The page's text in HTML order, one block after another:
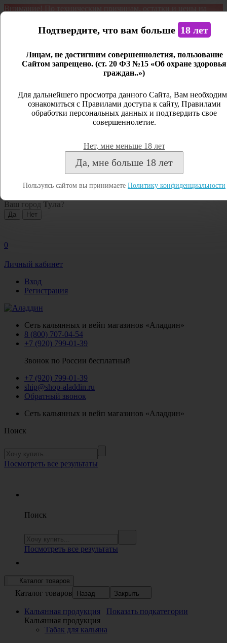
Внимание! По техническим причинам, остатки и цены на
является демонстрационным. Дистанционная продажа не
Открыть сайдбар
Личный кабинет
Закрыть
Посмотреть все результаты
Ваш город Тула ?
0
Личный кабинет
Вход
Регистрация
Сеть кальянных и вейп магазинов «Аладдин»
8 (800) 707-04-54
+7 (920) 799-01-39
Звонок по России бесплатный
+7 (920) 799-01-39
ship@shop-aladdin.ru
Обратный звонок
Сеть кальянных и вейп магазинов «Аладдин»
Поиск
Посмотреть все результаты
Поиск
Посмотреть все результаты
Каталог товаров
Каталог товаров Назад Закрыть
Кальянная продукция
Показать подкатегории
Кальянная продукция
Табак для кальяна
Подтвердите, что вам больше 18 лет
Лицам, не достигшим совершеннолетия, пользование
Сайтом запрещено. (ст. 20 ФЗ №15 «Об охране здоровья
граждан..»)
Для дальнейшего просмотра данного Сайта, Вам
ознакомиться с Правилами доступа к сайту, Правилами
обработки персональных данных и подтвердить свое
совершеннолетие.
Нет, мне меньше 18 лет
Да, мне больше 18 лет
Пользуясь сайтом вы принимаете Политику конфиденциальности